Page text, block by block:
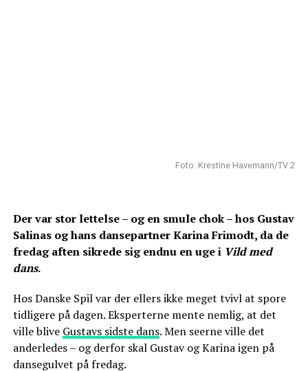
Foto: Krestine Havemann/TV 2
Der var stor lettelse – og en smule chok – hos Gustav
Salinas og hans dansepartner Karina Frimodt, da de
fredag aften sikrede sig endnu en uge i Vild med
dans.
Hos Danske Spil var der ellers ikke meget tvivl at spore
tidligere på dagen. Eksperterne mente nemlig, at det
ville blive Gustavs sidste dans. Men seerne ville det
anderledes – og derfor skal Gustav og Karina igen på
dansegulvet på fredag.